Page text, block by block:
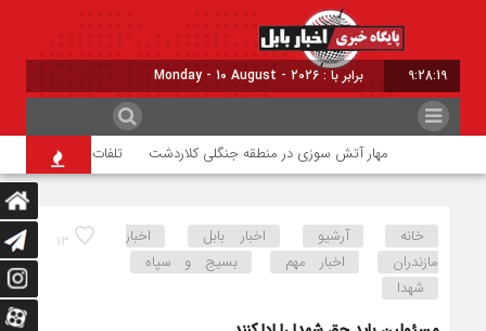
9:28:20 برابر با : Monday - 10 August - 2026
مهار آتش سوزی در منطقه جنگلی کلاردشت تلفات فوک خزری در
۱۳ خانه آرشیو اخبار بابل
اخبار
مازندران
اخبار مهم
بسیج و سپاه
شهدا